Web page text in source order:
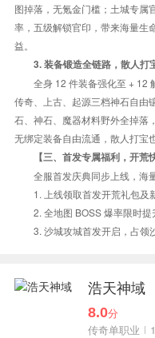
图掉落，无氪金门槛；土城专属
率，五级解锁官印，带来海量生
益。
3. 装备锻造全链路，散人打
全身 12 件装备强化至 + 12
传奇、上古、起源三档神石自由
石、神石、魔器材料野外全掉落
无绑定装备自由流通，散人打宝
【三、首发专属福利，开荒
全服首发庆典同步上线，海量
1. 上线领取首发开荒礼包及
2. 全地图 BOSS 爆率限时提
3. 沙城攻城首发开启，占领沙
浩天神域
8.0分
传奇单职业